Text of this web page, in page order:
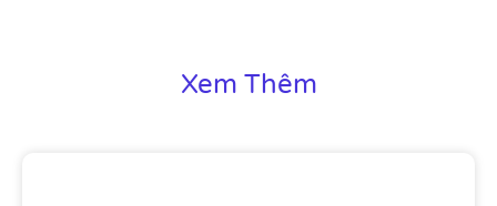
Xem Thêm